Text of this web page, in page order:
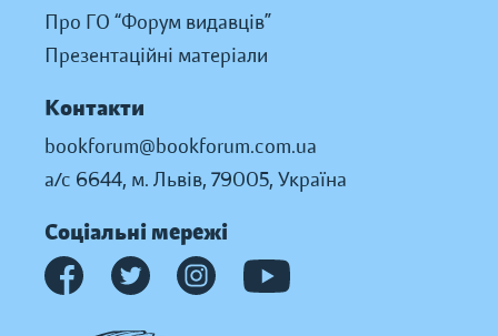
Про ГО “Форум видавців”
Презентаційні матеріали
Контакти
bookforum@bookforum.com.ua
а/с 6644, м. Львів, 79005, Україна
Соціальні мережі